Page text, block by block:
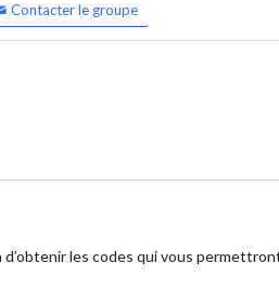
Contacter le groupe
les codes qui vous